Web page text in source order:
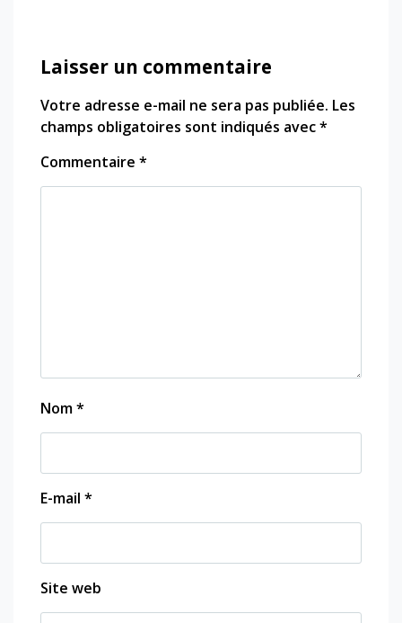
Laisser un commentaire
Votre adresse e-mail ne sera pas publiée. Les
champs obligatoires sont indiqués avec*
Commentaire *
Nom*
E-mail *
Site web